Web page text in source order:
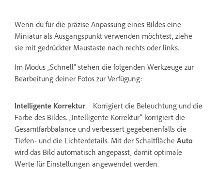
Wenn du für die präzise Anpassung eines Bildes eine
Miniatur als Ausgangspunkt verwenden möchtest, ziehe
sie mit gedrückter Maustaste nach rechts oder links.
Im Modus „Schnell“ stehen die folgenden Werkzeuge zur
Bearbeitung deiner Fotos zur Verfügung:
Intelligente Korrektur
Korrigiert die Beleuchtung und die
Farbe des Bildes. „Intelligente Korrektur“ korrigiert die
Gesamtfarbbalance und verbessert gegebenenfalls die
Tiefen- und die Lichterdetails. Mit der Schaltfläche Auto
wird das Bild automatisch angepasst, damit optimale
Werte für Einstellungen angewendet werden.